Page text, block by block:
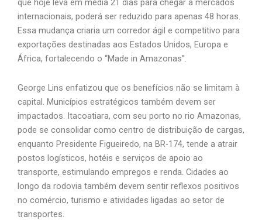
que hoje leva em média 21 dias para chegar a mercados
internacionais, poderá ser reduzido para apenas 48 horas.
Essa mudança criaria um corredor ágil e competitivo para
exportações destinadas aos Estados Unidos, Europa e
África, fortalecendo o “Made in Amazonas”.
George Lins enfatizou que os benefícios não se limitam à
capital. Municípios estratégicos também devem ser
impactados. Itacoatiara, com seu porto no rio Amazonas,
pode se consolidar como centro de distribuição de cargas,
enquanto Presidente Figueiredo, na BR-174, tende a atrair
postos logísticos, hotéis e serviços de apoio ao
transporte, estimulando empregos e renda. Cidades ao
longo da rodovia também devem sentir reflexos positivos
no comércio, turismo e atividades ligadas ao setor de
transportes.